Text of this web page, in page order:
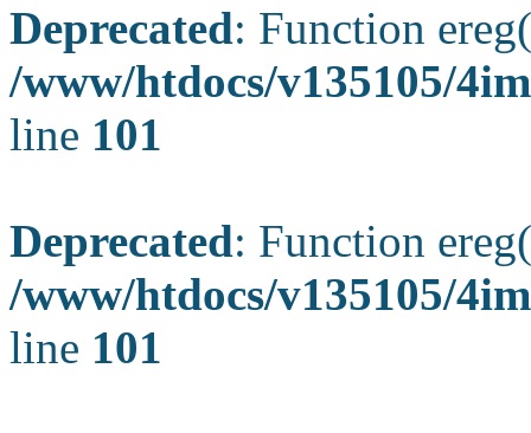
Deprecated: Function
/www/htdocs/v135105/
line 101
Deprecated: Function
/www/htdocs/v135105/
line 101